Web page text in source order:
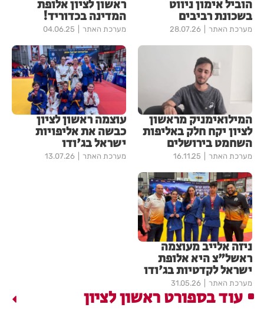
הוביל אימון ניווט
בשכונת רביבים
מערכת האתר 28.07.26
ראשון לציון אלופת
המדינה בכדוריד!
מערכת האתר 04.06.25
המילואימניק מראשון
לציון יקח חלק באליפות
השחמט בירושלים
מערכת האתר 16.11.25
עוצמה ראשון לציון
כבשה את אליפויות
ישראל בג'ודו
מערכת האתר 13.07.26
ניזה אלייב מעוצמה
ראשל"צ היא אלופת
ישראל לקדטיות בג'ודו
מערכת האתר 31.05.26
עוד בספורט ראשון לציון